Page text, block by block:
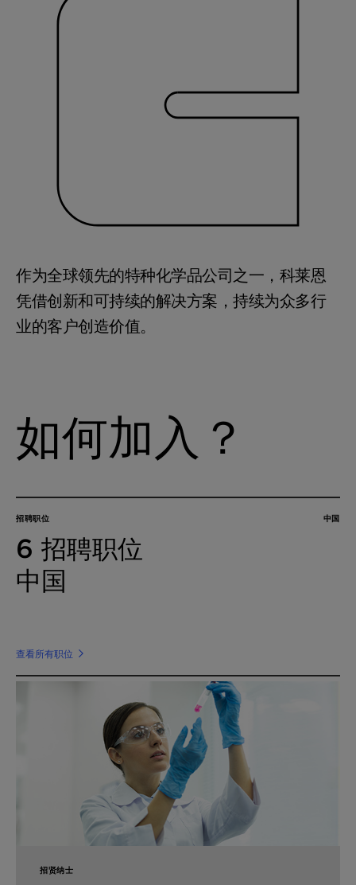
作为全球领先的特种化学品公司之一，科莱恩
凭借创新和可持续的解决方案，持续为众多行
业的客户创造价值。
如何加入？
招聘职位 中国
6 招聘职位
中国
查看所有职位
招贤纳士